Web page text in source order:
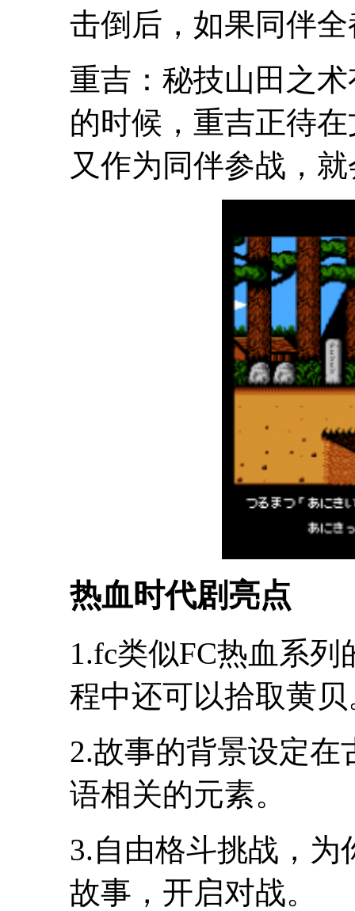
击倒后，如果同伴
重吉：秘技山田之
的时候，重吉正待
又作为同伴参战，
热血时代剧亮点
1.fc类似FC热血系
程中还可以拾取黄贝
2.故事的背景设定
语相关的元素。
3.自由格斗挑战，
故事，开启对战。